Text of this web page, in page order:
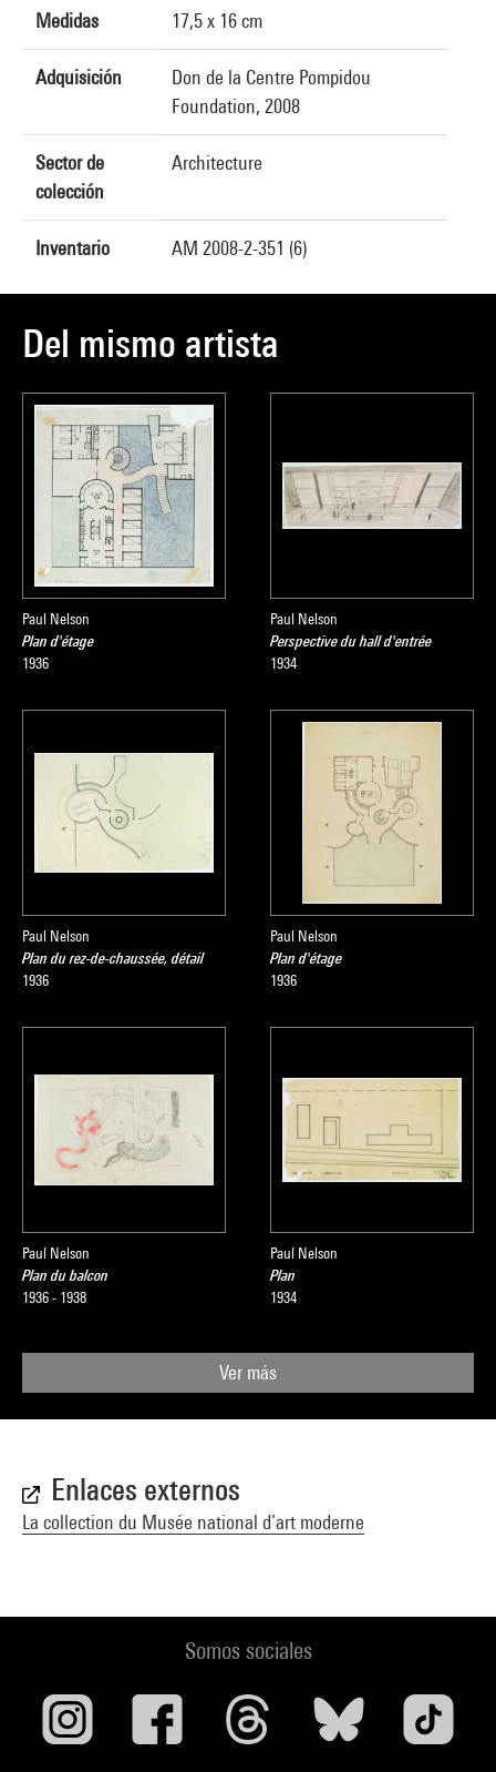
Medidas 17,5 x 16 cm
Adquisición
Don de la Centre Pompidou
Foundation, 2008
Sector de
colección
Architecture
Inventario AM 2008-2-351 (6)
Del mismo artista
Paul Nelson
Plan d'étage
1936
Paul Nelson
Perspective du hall d'entrée
1934
Paul Nelson
Plan du rez-de-chaussée, détail
1936
Paul Nelson
Plan d'étage
1936
Paul Nelson
Plan du balcon
1936 - 1938
Paul Nelson
Plan
1934
Ver más
Enlaces externos
La collection du Musée national d’art moderne
Somos sociales